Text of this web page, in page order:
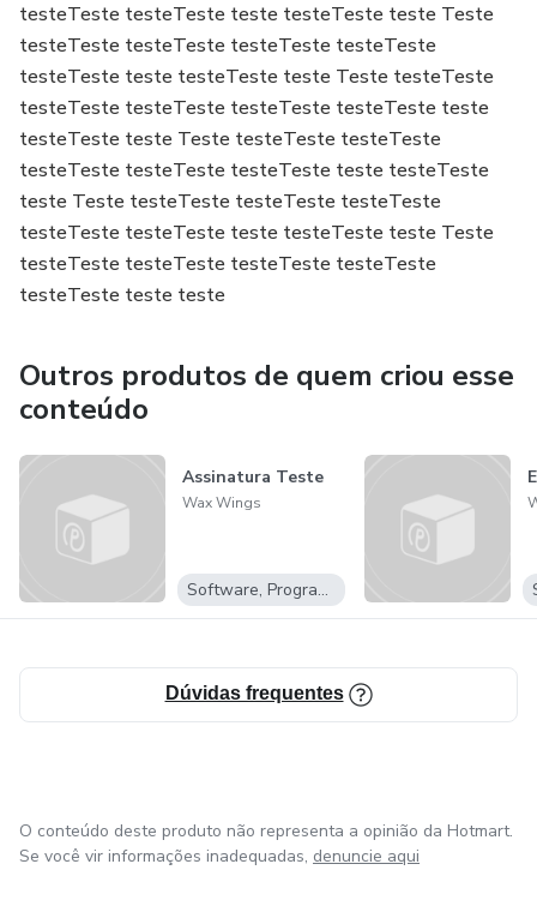
testeTeste testeTeste teste testeTeste teste Teste
testeTeste testeTeste testeTeste testeTeste
testeTeste teste testeTeste teste Teste testeTeste
testeTeste testeTeste testeTeste testeTeste teste
testeTeste teste Teste testeTeste testeTeste
testeTeste testeTeste testeTeste teste testeTeste
teste Teste testeTeste testeTeste testeTeste
testeTeste testeTeste teste testeTeste teste Teste
testeTeste testeTeste testeTeste testeTeste
testeTeste teste teste
Outros produtos de quem criou esse
conteúdo
Assinatura Teste
Wax Wings
Software, Programas para baixar
Dúvidas frequentes
O conteúdo deste produto não representa a opinião da Hotmart.
Se você vir informações inadequadas, denuncie aqui